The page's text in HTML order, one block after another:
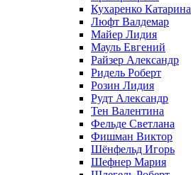
Кухаренко Катарина
Люфт Валдемaр
Майер Лидия
Мауль Евгений
Райзер Александр
Ридель Роберт
Розин Лидия
Рудт Александр
Тен Валентина
Фельде Светлана
Фишман Виктор
Шёнфельд Игорь
Шефнер Мария